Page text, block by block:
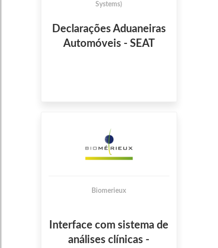
Systems)
Declarações Aduaneiras
Automóveis - SEAT
Biomerieux
Interface com sistema de
análises clínicas -